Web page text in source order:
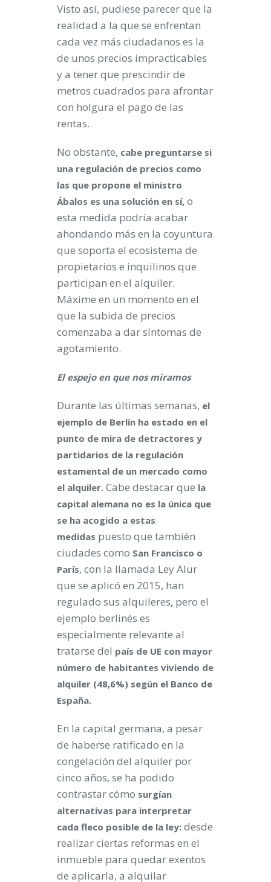
Visto así, pudiese parecer que la
realidad a la que se enfrentan
cada vez más ciudadanos es la
de unos precios impracticables
y a tener que prescindir de
metros cuadrados para afrontar
con holgura el pago de las
rentas.
No obstante, cabe preguntarse si
una regulación de precios como
las que propone el ministro
Ábalos es una solución en sí, o
esta medida podría acabar
ahondando más en la coyuntura
que soporta el ecosistema de
propietarios e inquilinos que
participan en el alquiler.
Máxime en un momento en el
que la subida de precios
comenzaba a dar síntomas de
agotamiento.
El espejo en que nos miramos
Durante las últimas semanas, el
ejemplo de Berlín ha estado en el
punto de mira de detractores y
partidarios de la regulación
estamental de un mercado como
el alquiler. Cabe destacar que la
capital alemana no es la única que
se ha acogido a estas
medidas puesto que también
ciudades como San Francisco o
París, con la llamada Ley Alur
que se aplicó en 2015, han
regulado sus alquileres, pero el
ejemplo berlinés es
especialmente relevante al
tratarse del país de UE con mayor
número de habitantes viviendo de
alquiler (48,6%) según el Banco de
España.
En la capital germana, a pesar
de haberse ratificado en la
congelación del alquiler por
cinco años, se ha podido
contrastar cómo surgían
alternativas para interpretar
cada fleco posible de la ley: desde
realizar ciertas reformas en el
inmueble para quedar exentos
de aplicarla, a alquilar